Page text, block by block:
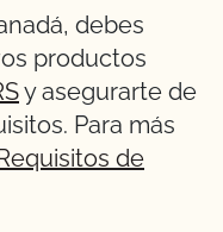
debes
productos
y asegurarte de
Para más
de